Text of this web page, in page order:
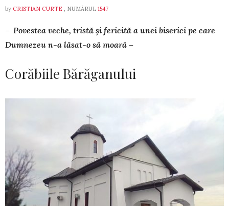
by CRISTIAN CURTE , NUMĂRUL 1547
– Povestea veche, tristă și fericită a unei biserici pe care
Dumnezeu n-a lăsat-o să moară –
Corăbiile Bărăganului